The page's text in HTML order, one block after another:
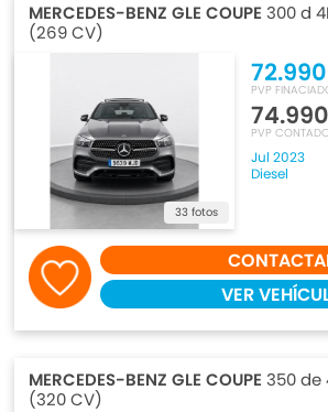
MERCEDES-BENZ GLE COUPE 300 d
(269 CV)
33 fotos
PVP
PVP
Jul 2023
Diesel
VER
MERCEDES-BENZ GLE COUPE 350 de
(320 CV)